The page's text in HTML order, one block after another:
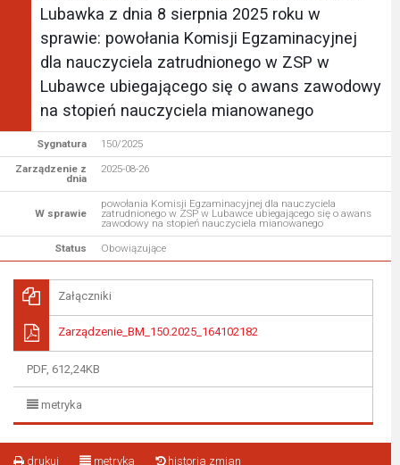
Lubawka z dnia 8 sierpnia 2025 roku w
sprawie: powołania Komisji Egzaminacyjnej
dla nauczyciela zatrudnionego w ZSP w
Lubawce ubiegającego się o awans zawodowy
na stopień nauczyciela mianowanego
Sygnatura
150/2025
Zarządzenie z
dnia
2025-08-26
W sprawie
powołania Komisji Egzaminacyjnej dla nauczyciela
zatrudnionego w ZSP w Lubawce ubiegającego się o awans
zawodowy na stopień nauczyciela mianowanego
Status
Obowiązujące
Załączniki
Zarządzenie_BM_150.2025_164102182
PDF, 612,24KB
metryka
drukuj metryka historia zmian